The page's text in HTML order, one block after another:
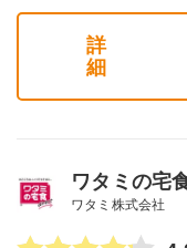
詳
細
ワタミの宅
ワタミ株式会社